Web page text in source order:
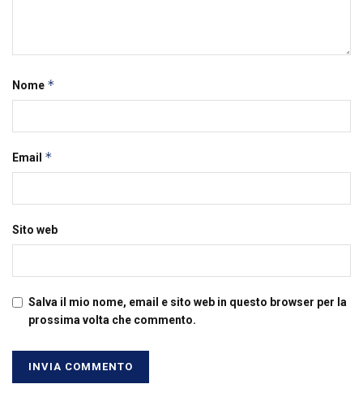
Nome *
Email *
Sito web
Salva il mio nome, email e sito web in questo browser per la
prossima volta che commento.